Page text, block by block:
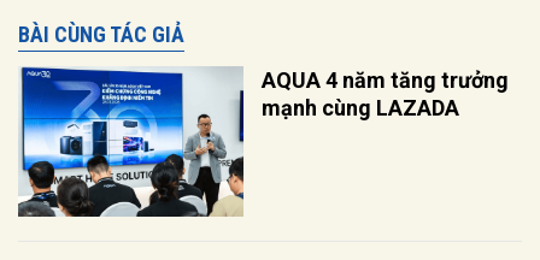
BÀI CÙNG TÁC GIẢ
AQUA 4 năm tăng trưởng
mạnh cùng LAZADA